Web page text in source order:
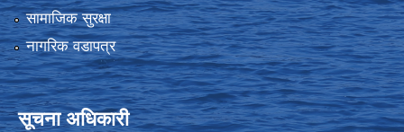
सामाजिक सुरक्षा
नागरिक वडापत्र
सूचना अधिकारी